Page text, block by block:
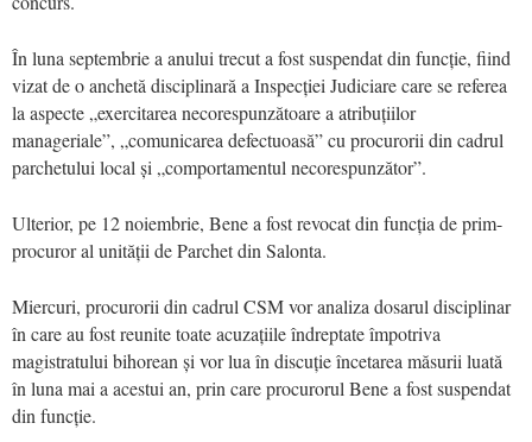
În luna septembrie a anului trecut a fost suspendat din funcție, fiind
vizat de o anchetă disciplinară a Inspecției Judiciare care se referea
la aspecte „exercitarea necorespunzătoare a atribuțiilor
manageriale”, „comunicarea defectuoasă” cu procurorii din cadrul
parchetului local și „comportamentul necorespunzător”.
Ulterior, pe 12 noiembrie, Bene a fost revocat din funcția de prim-
procuror al unității de Parchet din Salonta.
Miercuri, procurorii din cadrul CSM vor analiza dosarul disciplinar
în care au fost reunite toate acuzațiile îndreptate împotriva
magistratului bihorean și vor lua în discuție încetarea măsurii luată
în luna mai a acestui an, prin care procurorul Bene a fost suspendat
din funcție.